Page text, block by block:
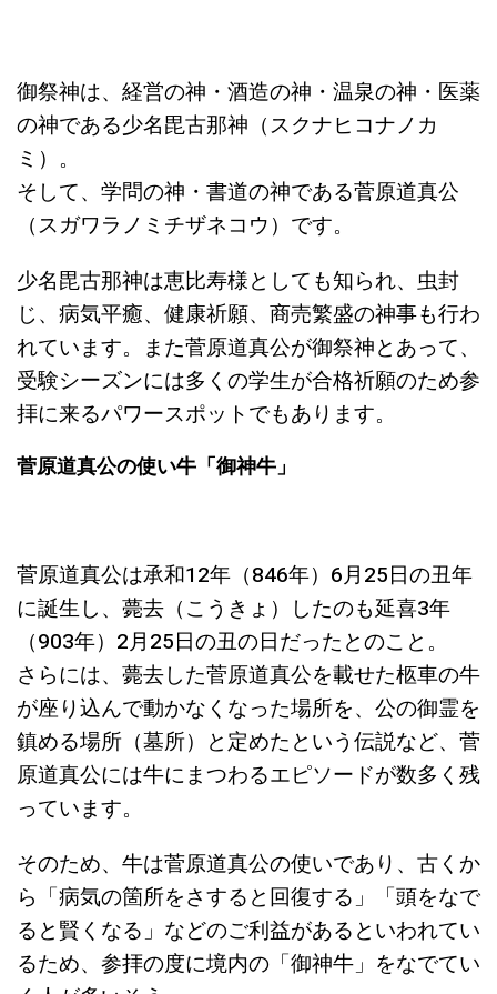
御祭神は、経営の神・酒造の神・温泉の神・医薬
の神である少名毘古那神（スクナヒコナノカ
ミ）。
そして、学問の神・書道の神である菅原道真公
（スガワラノミチザネコウ）です。
少名毘古那神は恵比寿様としても知られ、虫封
じ、病気平癒、健康祈願、商売繁盛の神事も行わ
れています。また菅原道真公が御祭神とあって、
受験シーズンには多くの学生が合格祈願のため参
拝に来るパワースポットでもあります。
菅原道真公の使い牛「御神牛」
菅原道真公は承和12年（846年）6月25日の丑年
に誕生し、薨去（こうきょ）したのも延喜3年
（903年）2月25日の丑の日だったとのこと。
さらには、薨去した菅原道真公を載せた柩車の牛
が座り込んで動かなくなった場所を、公の御霊を
鎮める場所（墓所）と定めたという伝説など、菅
原道真公には牛にまつわるエピソードが数多く残
っています。
そのため、牛は菅原道真公の使いであり、古くか
ら「病気の箇所をさすると回復する」「頭をなで
ると賢くなる」などのご利益があるといわれてい
るため、参拝の度に境内の「御神牛」をなでてい